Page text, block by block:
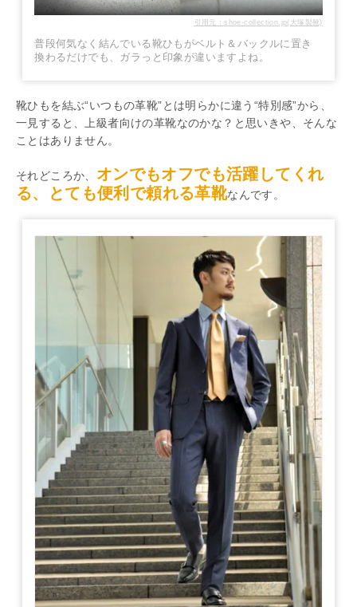
引用元：shoe-collection.jp(大塚製靴)
普段何気なく結んでいる靴ひもがベルト＆バックルに置き
換わるだけでも、ガラっと印象が違いますよね。
靴ひもを結ぶ“いつもの革靴”とは明らかに違う“特別感”から、
一見すると、上級者向けの革靴なのかな？と思いきや、そんな
ことはありません。
それどころか、 オンでもオフでも活躍してくれ
る、とても便利で頼れる革靴なんです。